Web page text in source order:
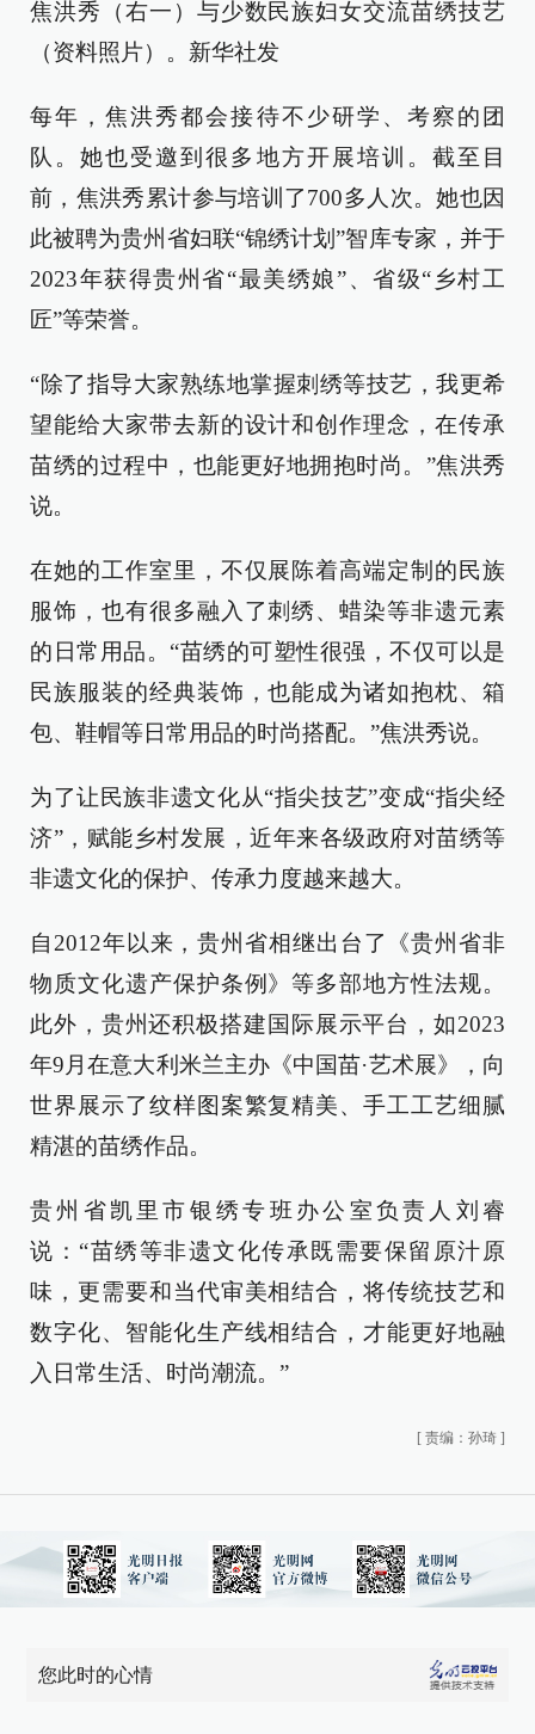
焦洪秀（右一）与少数民族妇女交流苗绣技艺
（资料照片）。新华社发
每年，焦洪秀都会接待不少研学、考察的团
队。她也受邀到很多地方开展培训。截至目
前，焦洪秀累计参与培训了700多人次。她也因
此被聘为贵州省妇联“锦绣计划”智库专家，并于
2023年获得贵州省“最美绣娘”、省级“乡村工
匠”等荣誉。
“除了指导大家熟练地掌握刺绣等技艺，我更希
望能给大家带去新的设计和创作理念，在传承
苗绣的过程中，也能更好地拥抱时尚。”焦洪秀
说。
在她的工作室里，不仅展陈着高端定制的民族
服饰，也有很多融入了刺绣、蜡染等非遗元素
的日常用品。“苗绣的可塑性很强，不仅可以是
民族服装的经典装饰，也能成为诸如抱枕、箱
包、鞋帽等日常用品的时尚搭配。”焦洪秀说。
为了让民族非遗文化从“指尖技艺”变成“指尖经
济”，赋能乡村发展，近年来各级政府对苗绣等
非遗文化的保护、传承力度越来越大。
自2012年以来，贵州省相继出台了《贵州省非
物质文化遗产保护条例》等多部地方性法规。
此外，贵州还积极搭建国际展示平台，如2023
年9月在意大利米兰主办《中国苗·艺术展》，向
世界展示了纹样图案繁复精美、手工工艺细腻
精湛的苗绣作品。
贵州省凯里市银绣专班办公室负责人刘睿
说：“苗绣等非遗文化传承既需要保留原汁原
味，更需要和当代审美相结合，将传统技艺和
数字化、智能化生产线相结合，才能更好地融
入日常生活、时尚潮流。”
[ 责编：孙琦 ]
您此时的心情